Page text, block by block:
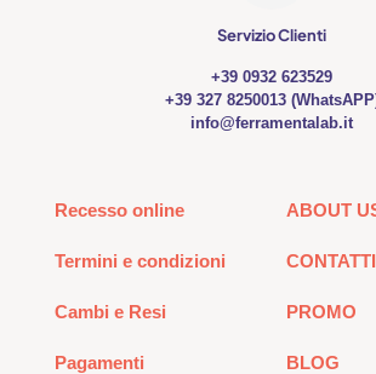
Servizio Clienti
+39 0932 623529
+39 327 8250013
info@ferramentalab.it
Recesso online
Termini e condizioni
Cambi e Resi
Pagamenti
ABOUT
CONTATTI
PROMO
BLOG